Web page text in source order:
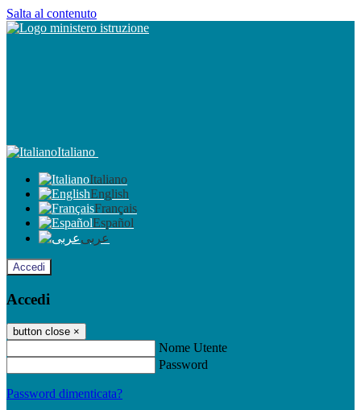
Salta al contenuto
Italiano
Italiano
English
Français
Español
عربى
Accedi
Accedi
button close ×
Nome Utente
Password
Password dimenticata?